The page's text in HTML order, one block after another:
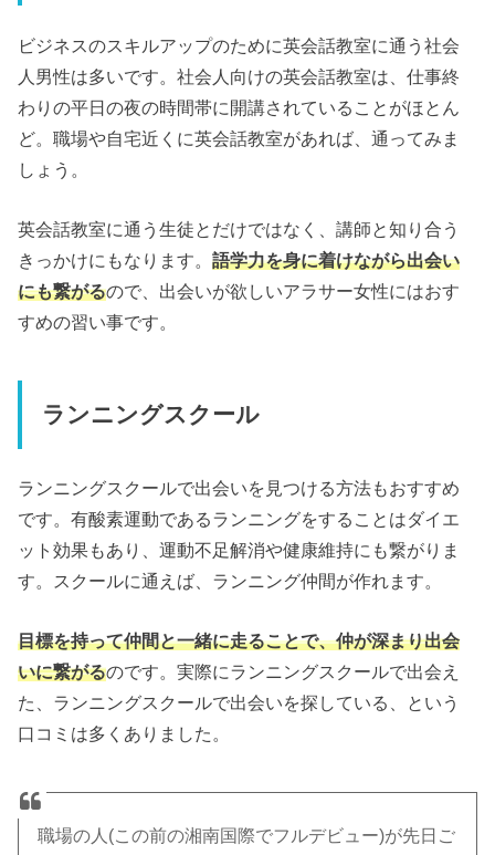
ビジネスのスキルアップのために英会話教室に通う社会
人男性は多いです。社会人向けの英会話教室は、仕事終
わりの平日の夜の時間帯に開講されていることがほとん
ど。職場や自宅近くに英会話教室があれば、通ってみま
しょう。
英会話教室に通う生徒とだけではなく、講師と知り合う
きっかけにもなります。語学力を身に着けながら出会い
にも繋がるので、出会いが欲しいアラサー女性にはおす
すめの習い事です。
ランニングスクール
ランニングスクールで出会いを見つける方法もおすすめ
です。有酸素運動であるランニングをすることはダイエ
ット効果もあり、運動不足解消や健康維持にも繋がりま
す。スクールに通えば、ランニング仲間が作れます。
目標を持って仲間と一緒に走ることで、仲が深まり出会
いに繋がるのです。実際にランニングスクールで出会え
た、ランニングスクールで出会いを探している、という
口コミは多くありました。
職場の人(この前の湘南国際でフルデビュー)が先日ご